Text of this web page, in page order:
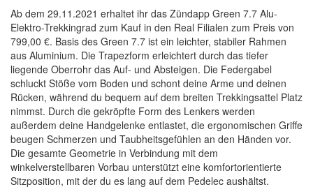
Ab dem 29.11.2021 erhaltet ihr das Zündapp Green 7.7 Alu-
Elektro-Trekkingrad zum Kauf in den Real Filialen zum Preis von
799,00 €. Basis des Green 7.7 ist ein leichter, stabiler Rahmen
aus Aluminium. Die Trapezform erleichtert durch das tiefer
liegende Oberrohr das Auf- und Absteigen. Die Federgabel
schluckt Stöße vom Boden und schont deine Arme und deinen
Rücken, während du bequem auf dem breiten Trekkingsattel Platz
nimmst. Durch die gekröpfte Form des Lenkers werden
außerdem deine Handgelenke entlastet, die ergonomischen Griffe
beugen Schmerzen und Taubheitsgefühlen an den Händen vor.
Die gesamte Geometrie in Verbindung mit dem
winkelverstellbaren Vorbau unterstützt eine komfortorientierte
Sitzposition, mit der du es lang auf dem Pedelec aushältst.